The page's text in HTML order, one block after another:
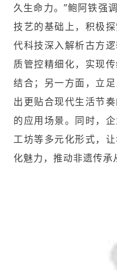
久生命力。”鲍阿铁强
技艺的基础上，积极
代科技深入解析古方
质管控精细化，实现
结合；另一方面，立
出更贴合现代生活节
的应用场景。同时，
工坊等多元化形式，
化魅力，推动非遗传承